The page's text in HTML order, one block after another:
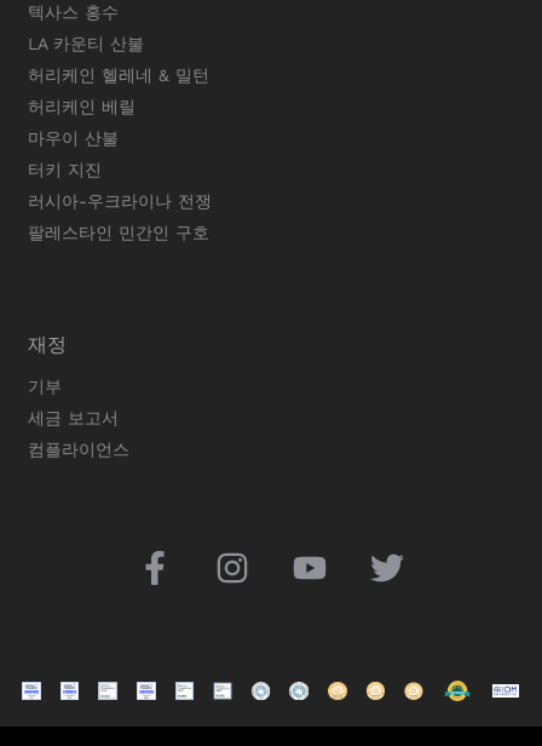
텍사스 홍수
LA 카운티 산불
허리케인 헬레네 & 밀턴
허리케인 베릴
마우이 산불
터키 지진
러시아-우크라이나 전쟁
팔레스타인 민간인 구호
재정
기부
세금 보고서
컴플라이언스